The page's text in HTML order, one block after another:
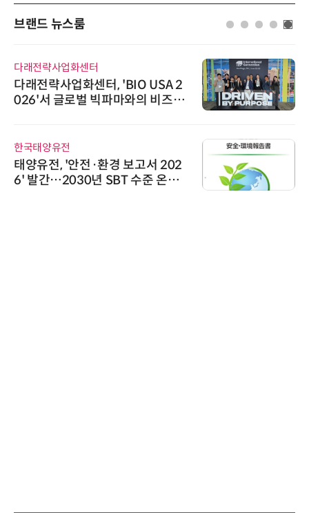
브랜드 뉴스룸
다래전략사업화센터
다래전략사업화센터, 'BIO USA 2
026'서 글로벌 빅파마와의 비즈니
한국태양유전
태양유전, '안전·환경 보고서 202
6' 발간…2030년 SBT 수준 온실